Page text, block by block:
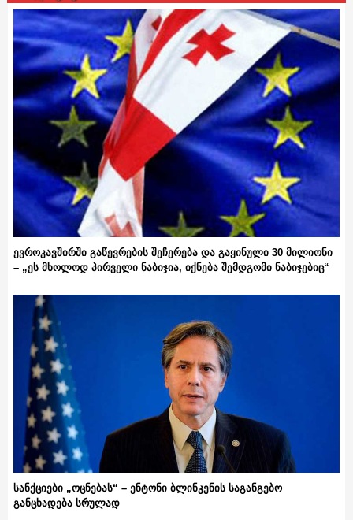
ევროკავშირში გაწევრების შეჩერება და გაყინული 30 მილიონი
– „ეს მხოლოდ პირველი ნაბიჯია, იქნება შემდგომი ნაბიჯებიც“
სანქციები „ოცნებას“ – ენტონი ბლინკენის საგანგებო
განცხადება სრულად